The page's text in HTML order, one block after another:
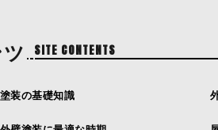
SITE CONTENTS
塗装の基礎知識